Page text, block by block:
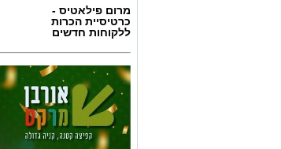
מרום פילאטיס -
כרטיסיית הכרות
ללקוחות חדשים